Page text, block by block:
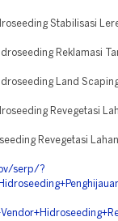
Stabilisasi
Reklamasi
Land
Revegetasi
Revegetasi
serp/?